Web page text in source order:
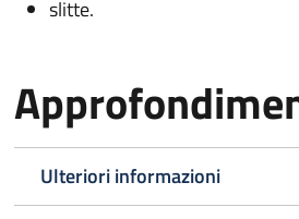
slitte.
Ulteriori informazioni